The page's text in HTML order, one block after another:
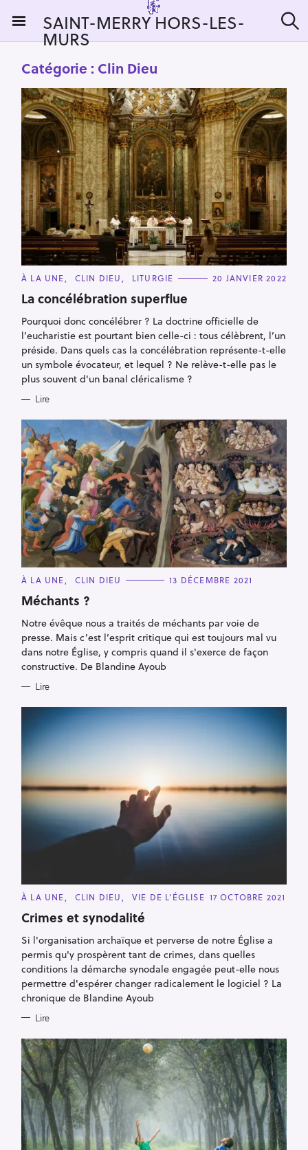
i
SAINT-MERRY HORS-LES-
MURS e
Catégorie : Clin Dieu
C
T
E
O
R
I
E
S
À LA UNE CLIN DIEU LITURGIE 20 JANVIER 2022
La concélébration superflue
Pourquoi donc concélébrer ? La doctrine officielle de
l’eucharistie est pourtant bien celle-ci : tous célèbrent, l’un
préside. Dans quels cas la concélébration représente-t-elle
un symbole évocateur, et lequel ? Ne relève-t-elle pas le
plus souvent d'un banal cléricalisme ?
Lire
C
T
E
O
I
E
S
À LA UNE CLIN DIEU 13 DÉCEMBRE 2021
Méchants ?
Notre évêque nous a traités de méchants par voie de
presse. Mais c’est l’esprit critique qui est toujours mal vu
dans notre Église, y compris quand il s'exerce de façon
constructive. De Blandine Ayoub
Lire
C
T
E
O
I
E
S
À LA UNE CLIN DIEU VIE DE L'ÉGLISE 17 OCTOBRE 2021
Crimes et synodalité
Si l'organisation archaïque et perverse de notre Église a
permis qu'y prospèrent tant de crimes, dans quelles
conditions la démarche synodale engagée peut-elle nous
permettre d'espérer changer radicalement le logiciel ? La
chronique de Blandine Ayoub
Lire